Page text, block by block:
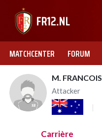
MATCHCENTER FORUM
M. FRANCOIS
Attacker
Carrière